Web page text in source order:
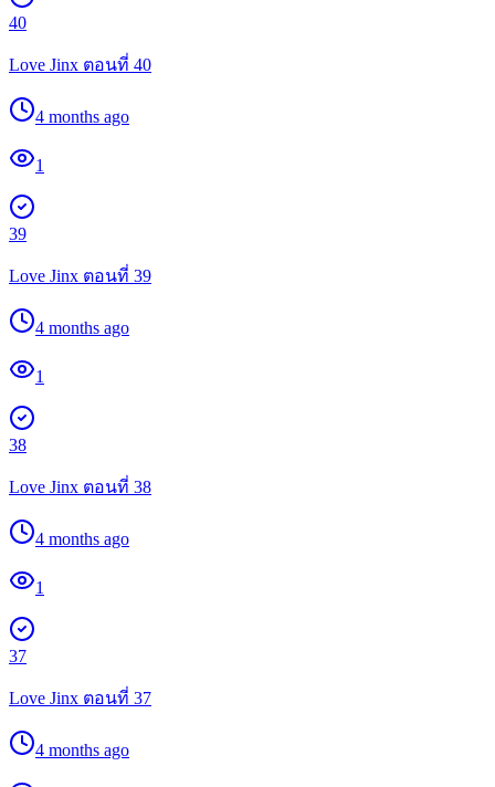
40
Love Jinx ตอนที่ 40
4 months ago
1
39
Love Jinx ตอนที่ 39
4 months ago
1
38
Love Jinx ตอนที่ 38
4 months ago
1
37
Love Jinx ตอนที่ 37
4 months ago